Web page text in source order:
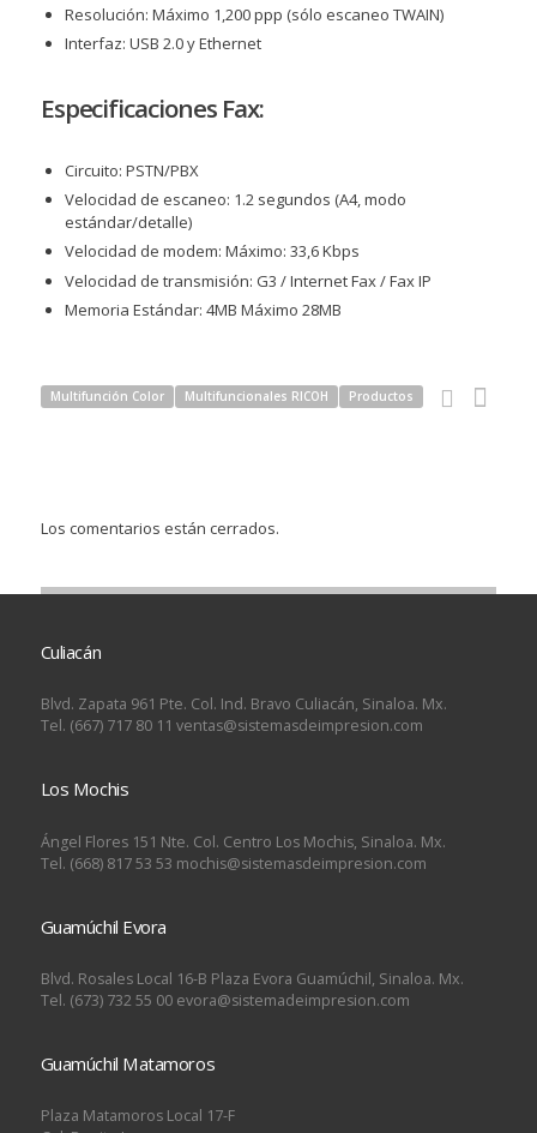
Resolución: Máximo 1,200 ppp (sólo escaneo TWAIN)
Interfaz: USB 2.0 y Ethernet
Especificaciones Fax:
Circuito: PSTN/PBX
Velocidad de escaneo: 1.2 segundos (A4, modo
estándar/detalle)
Velocidad de modem: Máximo: 33,6 Kbps
Velocidad de transmisión: G3 / Internet Fax / Fax IP
Memoria Estándar: 4MB Máximo 28MB
Multifunción Color Multifuncionales RICOH Productos
Los comentarios están cerrados.
Culiacán
Blvd. Zapata 961 Pte. Col. Ind. Bravo Culiacán, Sinaloa. Mx.
Tel. (667) 717 80 11 ventas@sistemasdeimpresion.com
Los Mochis
Ángel Flores 151 Nte. Col. Centro Los Mochis, Sinaloa. Mx.
Tel. (668) 817 53 53 mochis@sistemasdeimpresion.com
Guamúchil Evora
Blvd. Rosales Local 16-B Plaza Evora Guamúchil, Sinaloa. Mx.
Tel. (673) 732 55 00 evora@sistemadeimpresion.com
Guamúchil Matamoros
Plaza Matamoros Local 17-F